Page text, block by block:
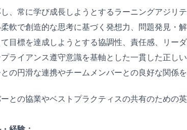
、常に学び成長しようとするラーニングアジリ
軟で創造的な思考に基づく発想力、問題発見・
目標を達成しようとする協調性、責任感、リー
ライアンス遵守意識を基軸とした一貫した正し
の円滑な連携やチームメンバーとの良好な関係
との協業やベストプラクティスの共有のための